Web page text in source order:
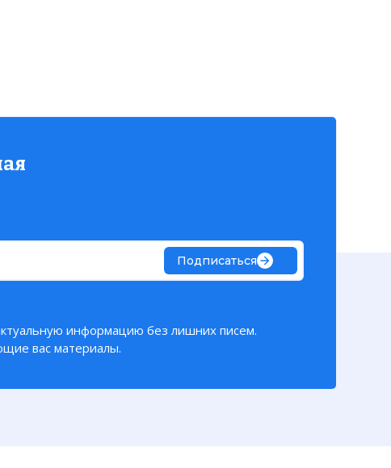
РАН
Подписаться
информацию без лишних писем.
вас материалы.